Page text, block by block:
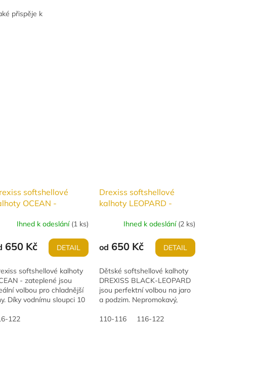
152-158
softshellové
OCEAN -
Ihned k odeslání (1 ks)
650 Kč DETAIL
softshellové kalhoty
- zateplené jsou
volbou pro chladnější
Díky vodnímu sloupci 10
24 h udrží děti v suchu a
122
Drexiss softshellové
kalhoty LEOPARD -
Ihned k odeslání (2 ks)
od 650 Kč DETAIL
Dětské softshellové kalhoty
DREXISS BLACK-LEOPARD
jsou perfektní volbou na jaro
a podzim. Nepromokavý,
materiál (vodní sloupec 18
110-116 116-122
přispěje k